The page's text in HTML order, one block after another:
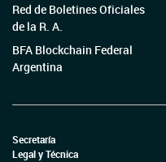
Red de Boletines Oficiales
de la R. A.
BFA Blockchain Federal
Argentina
Secretaría
Legal y Técnica